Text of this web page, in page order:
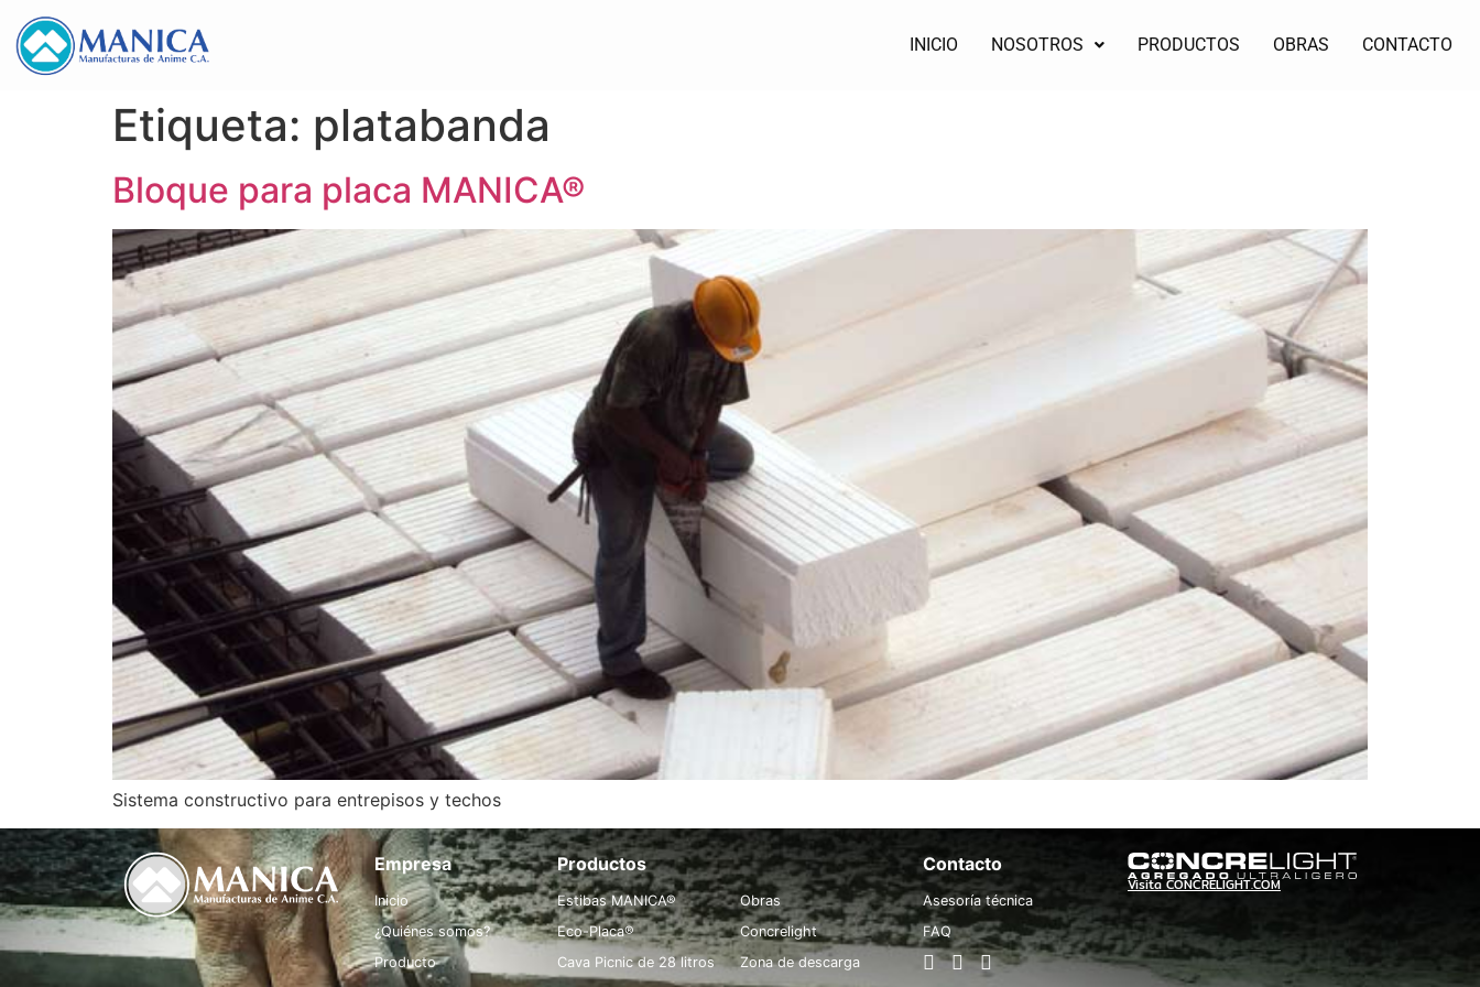
INICIO NOSOTROS PRODUCTOS OBRAS CONTACTO
Etiqueta: platabanda
Bloque para placa MANICA®
Sistema constructivo para entrepisos y techos
Empresa
Inicio
¿Quiénes somos?
Producto
Productos
Estibas MANICA®
Eco-Placa®
Cava Picnic de 28 litros
.
Obras
Concrelight
Zona de descarga
Contacto
Asesoría técnica
FAQ
Visita CONCRELIGHT.COM